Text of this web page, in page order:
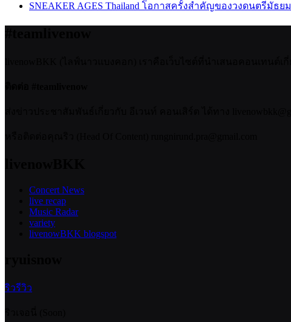
SNEAKER AGES Thailand โอกาสครั้งสำคัญของวงดนตรีมัธยม
Concert News
live recap
Music Radar
variety
livenowBKK blogspot
ริวรีวิว